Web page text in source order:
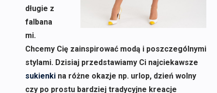
długie z
falbana
mi.
Chcemy Cię zainspirować modą i poszczególnymi
stylami. Dzisiaj przedstawiamy Ci najciekawsze
sukienkina różne okazje np. urlop, dzień wolny
czy po prostu bardziej tradycyjne kreacje